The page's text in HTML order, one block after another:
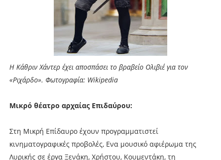
Η Κάθριν Χάντερ έχει αποσπάσει το βραβείο Ολιβιέ για τον
«Ριχάρδο». Φωτογραφία: Wikipedia
Μικρό θέατρο αρχαίας Επιδαύρου:
Στη Μικρή Επίδαυρο έχουν προγραμματιστεί
κινηματογραφικές προβολές, Ενα μουσικό αφιέρωμα της
Λυρικής σε έργα Ξενάκη, Χρήστου, Κουμεντάκη, τη